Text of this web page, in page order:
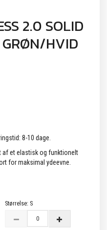
2.0 SOLID
HVID
8-10 dage.
af et elastisk og funktionelt
for maksimal ydeevne.
Størrelse: S